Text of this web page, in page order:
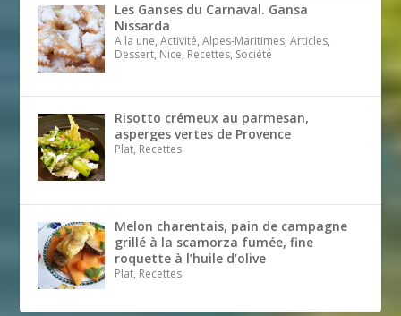
Les Ganses du Carnaval. Gansa
Nissarda
A la une, Activité, Alpes-Maritimes, Articles,
Dessert, Nice, Recettes, Société
Risotto crémeux au parmesan,
asperges vertes de Provence
Plat, Recettes
Melon charentais, pain de campagne
grillé à la scamorza fumée, fine
roquette à l’huile d’olive
Plat, Recettes